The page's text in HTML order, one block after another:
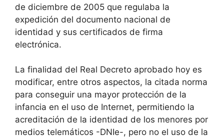
de diciembre de 2005 que regulaba la
expedición del documento nacional de
identidad y sus certificados de firma
electrónica.
La finalidad del Real Decreto aprobado hoy es
modificar, entre otros aspectos, la citada norma
para conseguir una mayor protección de la
infancia en el uso de Internet, permitiendo la
acreditación de la identidad de los menores por
medios telemáticos -DNIe-, pero no el uso de la